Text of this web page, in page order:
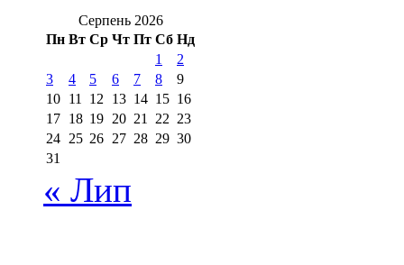
Серпень 2026
Пн Вт Ср Чт Пт Сб Нд
1
2
3
4 5 6 7 8
9
10 11 12 13 14 15 16
17 18 19 20 21 22 23
24 25 26 27 28 29 30
31
« Лип